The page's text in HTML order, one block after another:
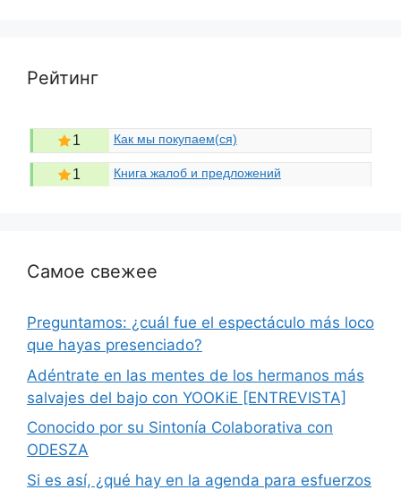
Рейтинг
1 Как мы покупаем(ся)
1 Книга жалоб и предложений
Самое свежее
Preguntamos: ¿cuál fue el espectáculo más loco
que hayas presenciado?
Adéntrate en las mentes de los hermanos más
salvajes del bajo con YOOKiE [ENTREVISTA]
Conocido por su Sintonía Colaborativa con
ODESZA
Si es así, ¿qué hay en la agenda para esfuerzos